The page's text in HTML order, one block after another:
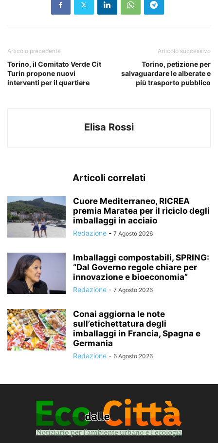
Articolo precedente
Torino, il Comitato Verde Cit
Turin propone nuovi
interventi per il quartiere
Articolo successivo
Torino, petizione per
salvaguardare le alberate e
più trasporto pubblico
Elisa Rossi
Articoli correlati
Cuore Mediterraneo, RICREA
premia Maratea per il riciclo degli
imballaggi in acciaio
Redazione - 7 Agosto 2026
Imballaggi compostabili, SPRING:
“Dal Governo regole chiare per
innovazione e bioeconomia”
Redazione - 7 Agosto 2026
Conai aggiorna le note
sull’etichettatura degli
imballaggi in Francia, Spagna e
Germania
Redazione - 6 Agosto 2026